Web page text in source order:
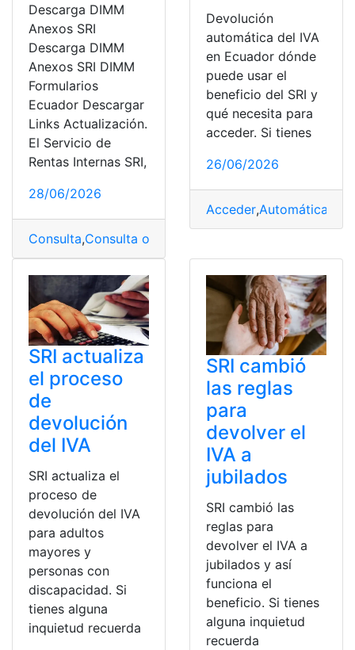
Descarga DIMM
Anexos SRI
Descarga DIMM
Anexos SRI DIMM
Formularios
Ecuador Descargar
Links Actualización.
El Servicio de
Rentas Internas SRI,
28/06/2026
Consulta,Consulta online
Devolución
automática del IVA
en Ecuador dónde
puede usar el
beneficio del SRI y
qué necesita para
acceder. Si tienes
26/06/2026
Acceder,Automática
SRI actualiza
el proceso
de
devolución
del IVA
SRI actualiza el
proceso de
devolución del IVA
para adultos
mayores y
personas con
discapacidad. Si
tienes alguna
inquietud recuerda
SRI cambió
las reglas
para
devolver el
IVA a
jubilados
SRI cambió las
reglas para
devolver el IVA a
jubilados y así
funciona el
beneficio. Si tienes
alguna inquietud
recuerda